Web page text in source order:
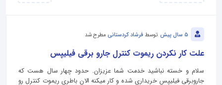
5 سال پیش توسط فرشاد کردستانی مطرح شد
علت کار نکردن ریموت کنترل جارو برقی فیلیپس
سلام و خسته نباشید خدمت شما عزیزان. حدود چهار سال هست که
جاروبرقی فیلیپس خریداری شده و کار میکنه الان باطری ریموت کنترل رو